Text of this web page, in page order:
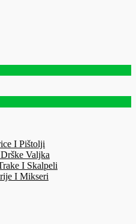
I Pištolji
Valjka
I Skalpeli
I Mikseri